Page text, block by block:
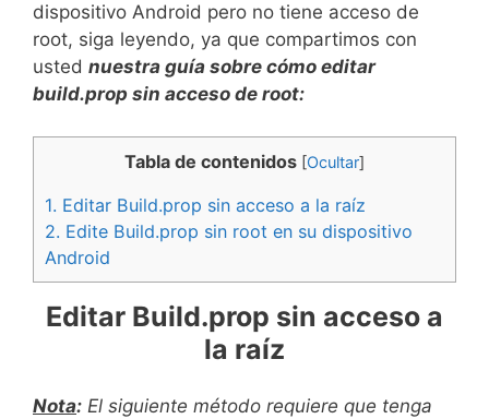
dispositivo Android pero no tiene acceso de
root, siga leyendo, ya que compartimos con
usted nuestra guía sobre cómo editar
build.prop sin acceso de root:
Tabla de contenidos [Ocultar]
1. Editar Build.prop sin acceso a la raíz
2. Edite Build.prop sin root en su dispositivo
Android
Editar Build.prop sin acceso a
la raíz
Nota: El siguiente método requiere que tenga